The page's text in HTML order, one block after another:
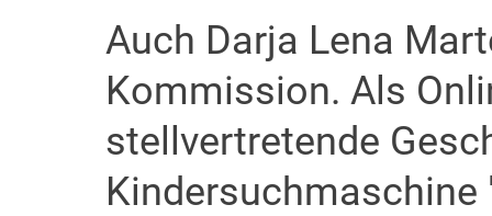
Auch Darja Lena
Kommission. Als
stellvertretende